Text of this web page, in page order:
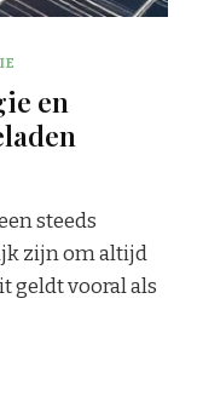
en
steeds
zijn om altijd
geldt vooral als